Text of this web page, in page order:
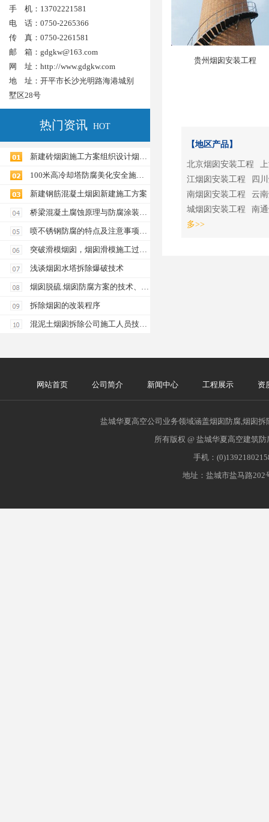
手 机：13702221581
电 话：0750-2265366
传 真：0750-2261581
邮 箱：gdgkw@163.com
网 址： http://www.gdgkw.com
地 址：开平市长沙光明路海港城别
墅区28号
热门资讯 HOT
新建砖烟囱施工方案组织设计烟囱建筑施工
100米高冷却塔防腐美化安全施工方案具体工程概况
新建钢筋混凝土烟囱新建施工方案
桥梁混凝土腐蚀原理与防腐涂装方案
喷不锈钢防腐的特点及注意事项钢结构防腐工程
突破滑模烟囱，烟囱滑模施工过程中的技术难题
浅谈烟囱水塔拆除爆破技术
烟囱脱硫.烟囱防腐方案的技术、经济特点比较 .
拆除烟囱的改装程序
混泥土烟囱拆除公司施工人员技术措施
贵州烟囱安装工程
【地区产品】
北京烟囱安装工程
江烟囱安装工程
四
南烟囱安装工程
云
城烟囱安装工程
南
多>>
网站首页 公司简介 新闻中心 工程展示 资
盐城华夏高空公司业务领域涵盖烟囱防腐,烟囱
所有版权 @ 盐城华夏高空建筑
手机：
地址：盐城市盐马路202